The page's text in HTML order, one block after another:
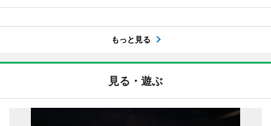
もっと見る
見る・遊ぶ